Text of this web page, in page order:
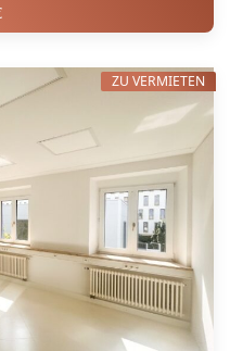
ZU VERMIETEN